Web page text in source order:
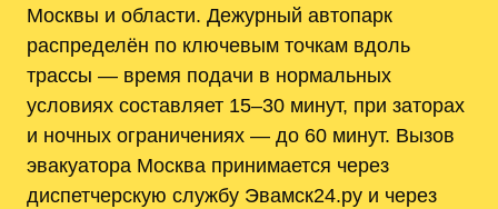
Москвы и области. Дежурный автопарк
распределён по ключевым точкам вдоль
трассы — время подачи в нормальных
условиях составляет 15–30 минут, при заторах
и ночных ограничениях — до 60 минут. Вызов
эвакуатора Москва принимается через
диспетчерскую службу Эвамск24.ру и через